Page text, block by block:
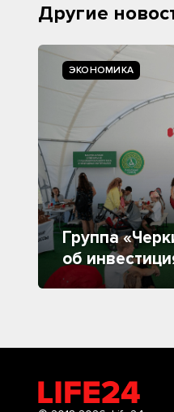
Другие
ЭКОНОМИКА
Группа
об